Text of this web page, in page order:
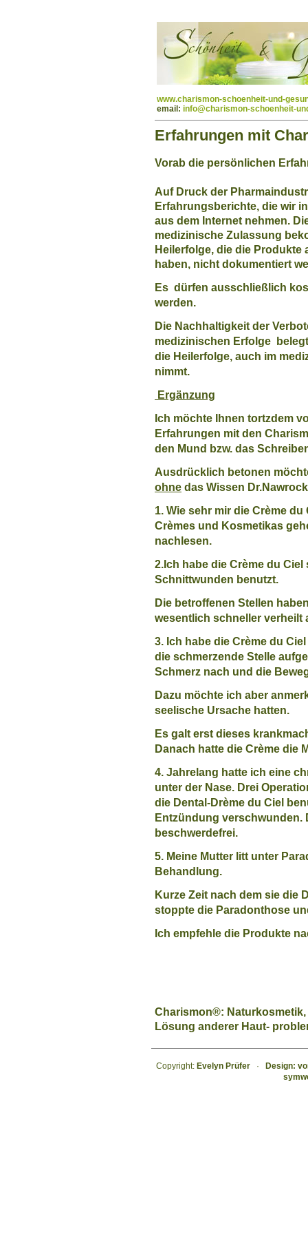
www.charismon-schoenheit-und-
email: info@charismon-schoenheit-
Erfahrungen mit
Vorab die persönlichen
Auf Druck der
Erfahrungsberichte, die wir
aus dem Internet nehmen.
medizinische Zulassung
Heilerfolge, die die Produkte
haben, nicht dokumentiert
Es dürfen ausschließlich
werden.
Die Nachhaltigkeit der
medizinischen Erfolge
die Heilerfolge, auch im
nimmt.
Ergänzung
Ich möchte Ihnen tortzdem
Erfahrungen mit den
den Mund bzw. das
Ausdrücklich betonen
ohne das Wissen Dr.
1. Wie sehr mir die Crème
Crèmes und Kosmetikas
nachlesen.
2.Ich habe die Crème du
Schnittwunden benutzt.
Die betroffenen Stellen
wesentlich schneller verheilt
3. Ich habe die Crème du
die schmerzende Stelle
Schmerz nach und die
Dazu möchte ich aber
seelische Ursache hatten.
Es galt erst dieses
Danach hatte die Crème die
4. Jahrelang hatte ich eine
unter der Nase. Drei
die Dental-Drème du Ciel
Entzündung verschwunden.
beschwerdefrei.
5. Meine Mutter litt unter
Behandlung.
Kurze Zeit nach dem sie die
stoppte die Paradonthose
Ich empfehle die Produkte
Charismon®:
Lösung anderer Haut-
Copyright: Evelyn Prüfer · Design: